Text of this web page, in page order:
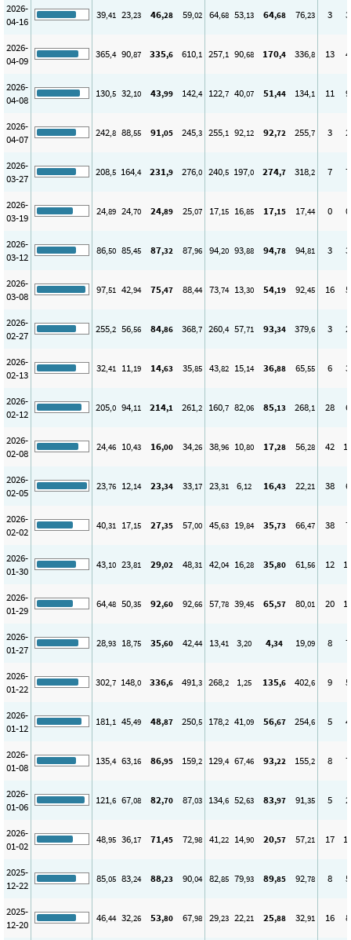
2026-
04-16
39,41 23,23 46,28 59,02 64,68 53,13 64,68 76,23 3 3
2026-
04-09
365,4 90,87 335,6 610,1 257,1 90,68 170,4 336,8 13 4
2026-
04-08
130,5 32,10 43,99 142,4 122,7 40,07 51,44 134,1 11 9
2026-
04-07
242,8 88,55 91,05 245,3 255,1 92,12 92,72 255,7 3 2
2026-
03-27
208,5 164,4 231,9 276,0 240,5 197,0 274,7 318,2 7 7
2026-
03-19
24,89 24,70 24,89 25,07 17,15 16,85 17,15 17,44 0 0
2026-
03-12
86,50 85,45 87,32 87,96 94,20 93,88 94,78 94,81 3 3
2026-
03-08
97,51 42,94 75,47 88,44 73,74 13,30 54,19 92,45 16 5
2026-
02-27
255,2 56,56 84,86 368,7 260,4 57,71 93,34 379,6 3 2
2026-
02-13
32,41 11,19 14,63 35,85 43,82 15,14 36,88 65,55 6 3
2026-
02-12
205,0 94,11 214,1 261,2 160,7 82,06 85,13 268,1 28 6
2026-
02-08
24,46 10,43 16,00 34,26 38,96 10,80 17,28 56,28 42
2026-
02-05
23,76 12,14 23,34 33,17 23,31 6,12 16,43 22,21 38 6
2026-
02-02
40,31 17,15 27,35 57,00 45,63 19,84 35,73 66,47 38 7
2026-
01-30
43,10 23,81 29,02 48,31 42,04 16,28 35,80 61,56 12
2026-
01-29
64,48 50,35 92,60 92,66 57,78 39,45 65,57 80,01 20
2026-
01-27
28,93 18,75 35,60 42,44 13,41 3,20 4,34 19,09 8 7
2026-
01-22
302,7 148,0 336,6 491,3 268,2 1,25 135,6 402,6 9 5
2026-
01-12
181,1 45,49 48,87 250,5 178,2 41,09 56,67 254,6 5 4
2026-
01-08
135,4 63,16 86,95 159,2 129,4 67,46 93,22 155,2 8 7
2026-
01-06
121,6 67,08 82,70 87,03 134,6 52,63 83,97 91,35 5 2
2026-
01-02
48,95 36,17 71,45 72,98 41,22 14,90 20,57 57,21 17
2025-
12-22
85,05 83,24 88,23 90,04 82,85 79,93 89,85 92,78 8 5
2025-
12-20
46,44 32,26 53,80 67,98 29,23 22,21 25,88 32,91 16 8